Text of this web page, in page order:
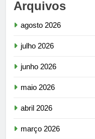
Arquivos
agosto 2026
julho 2026
junho 2026
maio 2026
abril 2026
março 2026